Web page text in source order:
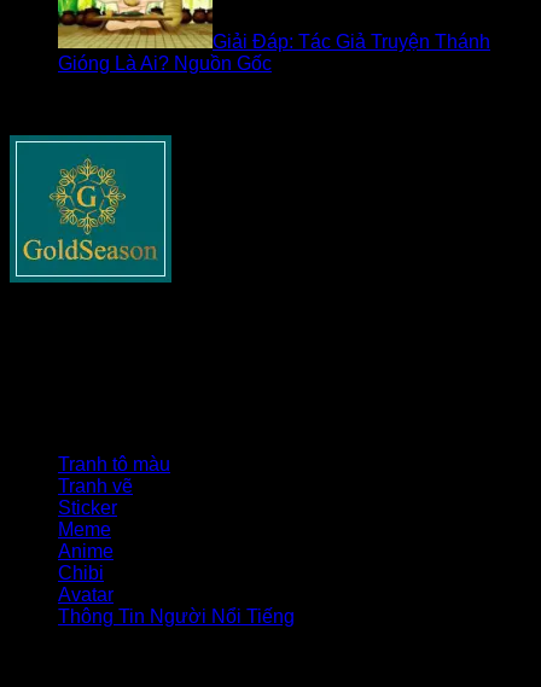
Giải Đáp: Tác Giả Truyện Thánh
Gióng Là Ai? Nguồn Gốc
Tranh tô màu
Tranh vẽ
Sticker
Meme
Anime
Chibi
Avatar
Thông Tin Người Nổi Tiếng